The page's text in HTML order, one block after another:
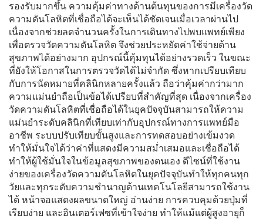
รองรับมากขึ้น ความคุ้มค่าทางด้านต้นทุนของการมีเครื่องวัด
ความดันโลหิตที่เชื่อถือได้จะเห็นได้ชัดเจนเมื่อเวลาผ่านไป
เนื่องจากช่วยลดจำนวนครั้งในการเดินทางไปพบแพทย์เพียง
เพื่อตรวจวัดความดันโลหิต จึงช่วยประหยัดค่าใช้จ่ายด้าน
สุขภาพได้อย่างมาก อุปกรณ์นี้คุ้มทุนได้อย่างรวดเร็ว ในขณะ
ที่ยังให้โอกาสในการตรวจวัดได้ไม่จำกัด ซึ่งหากเปรียบเทียบ
กับการนัดหมายที่คลินิกหลายครั้งแล้ว ถือว่าคุ้มค่ากว่ามาก
ความแม่นยำถือเป็นข้อได้เปรียบที่สำคัญที่สุด เนื่องจากเครื่อง
วัดความดันโลหิตที่เชื่อถือได้ในยุคปัจจุบันสามารถให้ความ
แม่นยำระดับคลินิกที่เทียบเท่ากับอุปกรณ์ทางการแพทย์มือ
อาชีพ ระบบปรับเทียบขั้นสูงและการทดสอบอย่างเข้มงวด
ทำให้มั่นใจได้ว่าค่าที่แสดงมีความสม่ำเสมอและเชื่อถือได้
ทำให้ผู้ใช้มั่นใจในข้อมูลสุขภาพของตนเอง ดีไซน์ที่ใช้งาน
ง่ายของเครื่องวัดความดันโลหิตในยุคปัจจุบันทำให้ทุกคนทุก
วัยและทุกระดับความชำนาญด้านเทคโนโลยีสามารถใช้งาน
ได้ หน้าจอแสดงผลขนาดใหญ่ อ่านง่าย การควบคุมด้วยปุ่มที่
เรียบง่าย และอินเตอร์เฟซที่เข้าใจง่าย ทำให้แม้แต่ผู้สูงอายุก็